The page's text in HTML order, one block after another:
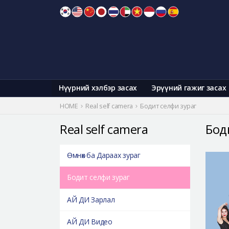
Нүүрний хэлбэр засах Эрүүний гажиг засах
HOME Real self camera Бодит селфи зураг
Real self camera
Өмнөх ба Дараах зураг
Бодит селфи зураг
АЙ ДИ Зарлал
АЙ ДИ Видео